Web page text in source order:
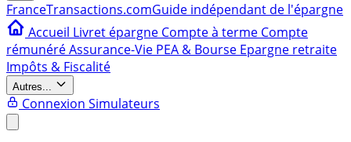
FranceTransactions.comGuide indépendant de l'épargne
Accueil Livret épargne Compte à terme Compte
rémunéréAssurance-Vie PEA & Bourse Epargne retraite
Impôts & Fiscalité
Autres...
Connexion Simulateurs